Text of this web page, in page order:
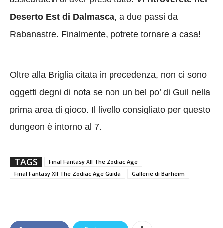
Deserto Est di Dalmasca, a due passi da
Rabanastre. Finalmente, potrete tornare a casa!
Oltre alla Briglia citata in precedenza, non ci sono
oggetti degni di nota se non un bel po’ di Guil nella
prima area di gioco. Il livello consigliato per questo
dungeon è intorno al 7.
TAGS
Final Fantasy XII The Zodiac Age
Final Fantasy XII The Zodiac Age Guida
Gallerie di Barheim